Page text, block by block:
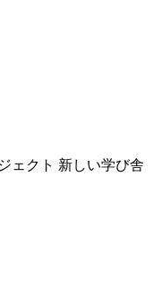
ェクト 新しい学び舎